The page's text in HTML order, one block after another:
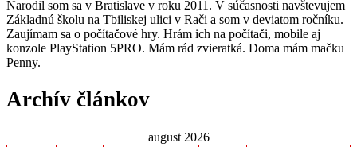
Narodil som sa v Bratislave v roku 2011. V súčasnosti navštevujem
Základnú školu na Tbiliskej ulici v Rači a som v deviatom ročníku.
Zaujímam sa o počítačové hry. Hrám ich na počítači, mobile aj
konzole PlayStation 5PRO. Mám rád zvieratká. Doma mám mačku
Penny.
Archív článkov
august 2026